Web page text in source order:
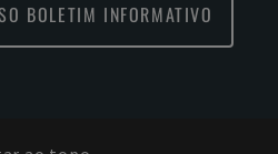
BOLETIM INFORMATIVO